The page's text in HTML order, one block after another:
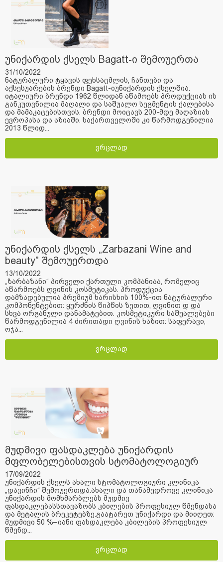
უნიქარდის ქსელს Bagatt-ი შემოუერთა
31/10/2022
ნატურალური ტყავის ფეხსაცმლის, ჩანთები და
აქსესუარების ბრენდი Bagatt-იუნიქარდის ქსელშია.
იტალიური ბრენდი 1962 წლიდან აწამოებს პროდუქციას ის
განკუთვნილია მაღალი და საშუალო სეგმენტის ქალებისა
და მამაკაცებისთვის. ბრენდი მოიცავს 200-მდე მაღაზიას
ევროპასა და აზიაში. საქართველოში კი წარმოდგენილია
2013 წლიდ...
ვრცლად
უნიქარდის ქსელს „Zarbazani Wine and
beauty” შემოუერთდა
13/10/2022
„ზარბაზანი“ პირველი ქართული კომპანიაა, რომელიც
აწარმოებს ღვინის კოსმეტიკას. პროდუქცია
დამზადებულია პრემიუმ ხარისხის 100%-ით ნატურალური
კომპონენტებით: ყურძნის წიპწის ზეთით, ღვინით დ და
სხვა ორგანული დანამატებით. კოსმეტიკური საშუალებები
წარმოდგენილია 4 ძირითადი ღვინის ხაზით: საფერავი,
ოჯა...
ვრცლად
მუდმივი ფასდაკლება უნიქარდის
მფლობელებისთვის სტომატოლოგიურ
კლინიკა „დავინჩში“
17/09/2022
უნიქარდის ქსელს ახალი სტომატოლოგიური კლინიკა
„დავინჩი“ შემოუერთდა.ახალი და თანამედროვე კლინიკა
უნიქარდის მომხმარბლებს მუდმივ
ფასდაკლებასსთავაზობს კბილების პროფესიულ წმენდასა
და მეტალის ბრეკეტებზე.გაატარეთ უნიქარდი და მიიღეთ:
მუდმივი 50 %–იანი ფასდაკლება კბილების პროფესიულ
წმენდ...
ვრცლად